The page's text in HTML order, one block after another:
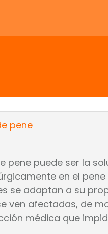
pene
puede ser la
en el
se adaptan a su
ven afectadas, de
médica que